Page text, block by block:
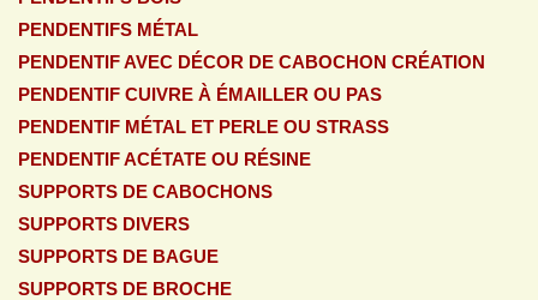
PENDENTIFS MÉTAL
PENDENTIF AVEC DÉCOR DE CABOCHON CRÉATION
PENDENTIF CUIVRE À ÉMAILLER OU PAS
PENDENTIF MÉTAL ET PERLE OU STRASS
PENDENTIF ACÉTATE OU RÉSINE
SUPPORTS DE CABOCHONS
SUPPORTS DIVERS
SUPPORTS DE BAGUE
SUPPORTS DE BROCHE